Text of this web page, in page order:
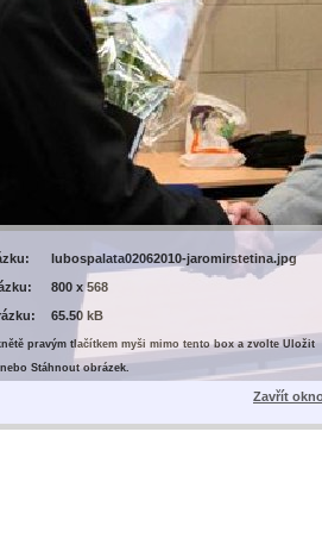
lubospalata02062010-jaromirstetina.jpg
800 x 568
65.50 kB
pravým tlačítkem myši mimo tento box a zvolte Uložit
Stáhnout obrázek.
Zavřít